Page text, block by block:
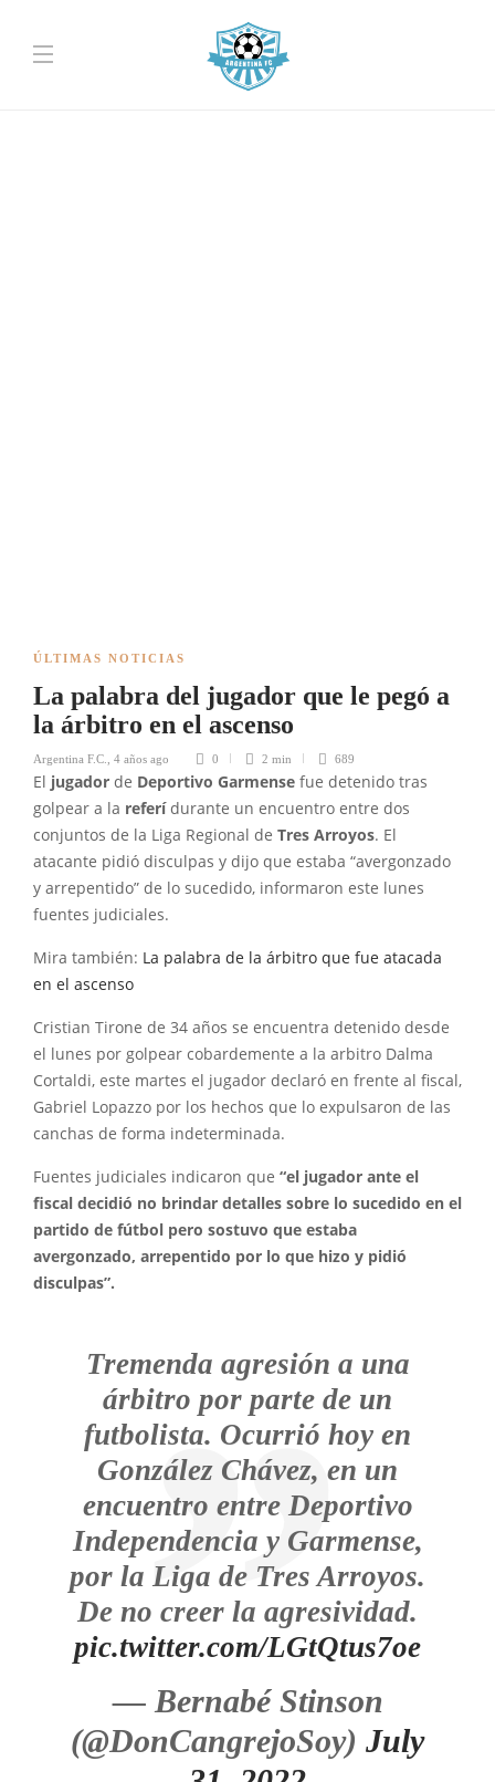
ÚLTIMAS NOTICIAS
La palabra del jugador que le pegó a
la árbitro en el ascenso
Argentina F.C. 4 años ago 0 2 min 689
El jugador de Deportivo Garmense fue detenido tras
golpear a la referídurante un encuentro entre dos
conjuntos de la Liga Regional de Tres Arroyos. El
atacante pidió disculpas y dijo que estaba “avergonzado
y arrepentido” de lo sucedido, informaron este lunes
fuentes judiciales.
Mira también: La palabra de la árbitro que fue atacada
en el ascenso
Cristian Tirone de 34 años se encuentra detenido desde
el lunes por golpear cobardemente a la arbitro Dalma
Cortaldi, este martes el jugador declaró en frente al fiscal,
Gabriel Lopazzo por los hechos que lo expulsaron de las
canchas de forma indeterminada.
Fuentes judiciales indicaron que “el jugador ante el
fiscal decidió no brindar detalles sobre lo sucedido en el
partido de fútbol pero sostuvo que estaba
avergonzado, arrepentido por lo que hizo y pidió
disculpas”.
Tremenda agresión a una
árbitro por parte de un
futbolista. Ocurrió hoy en
González Chávez, en un
encuentro entre Deportivo
Independencia y Garmense,
por la Liga de Tres Arroyos.
De no creer la agresividad.
pic.twitter.com/LGtQtus7oe
— Bernabé Stinson
(@DonCangrejoSoy) July